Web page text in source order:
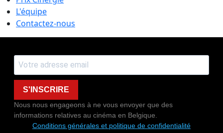
L'équipe
Contactez-nous
S'INSCRIRE
Nous nous engageons à ne vous envoyer que des
informations relatives au cinéma en Belgique.
Conditions générales et politique de confidentialité